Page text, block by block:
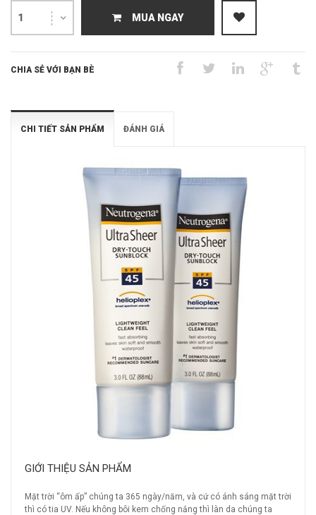
1 MUA NGAY
CHIA SẺ VỚI BẠN BÈ
CHI TIẾT SẢN PHẨM ĐÁNH GIÁ
GIỚI THIỆU SẢN PHẨM
Mặt trời “ôm ấp” chúng ta 365 ngày/năm, và cứ có ánh sáng mặt trời
thì có tia UV. Nếu không bôi kem chống nắng thì làn da chúng ta